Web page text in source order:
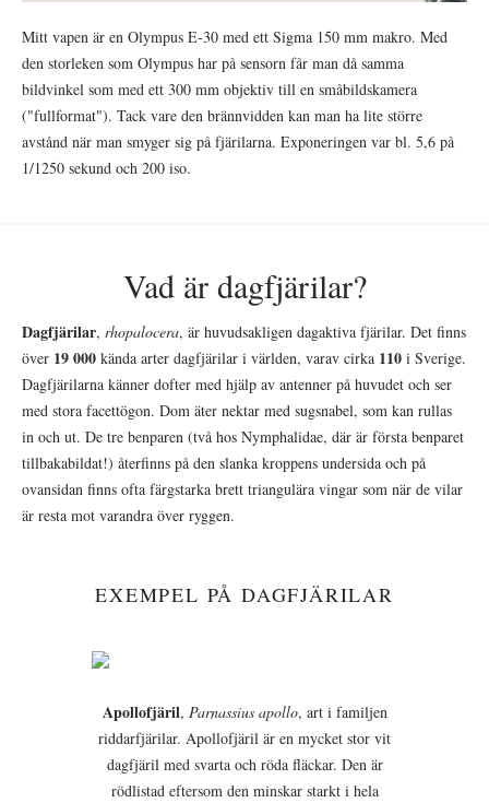
Mitt vapen är en Olympus E-30 med ett Sigma 150 mm makro. Med
den storleken som Olympus har på sensorn får man då samma
bildvinkel som med ett 300 mm objektiv till en småbildskamera
("fullformat"). Tack vare den brännvidden kan man ha lite större
avstånd när man smyger sig på fjärilarna. Exponeringen var bl. 5,6 på
1/1250 sekund och 200 iso.
Vad är dagfjärilar?
Dagfjärilar, rhopalocera, är huvudsakligen dagaktiva fjärilar. Det finns
över 19 000 kända arter dagfjärilar i världen, varav cirka 110 i Sverige.
Dagfjärilarna känner dofter med hjälp av antenner på huvudet och ser
med stora facettögon. Dom äter nektar med sugsnabel, som kan rullas
in och ut. De tre benparen (två hos Nymphalidae, där är första benparet
tillbakabildat!) återfinns på den slanka kroppens undersida och på
ovansidan finns ofta färgstarka brett triangulära vingar som när de vilar
är resta mot varandra över ryggen.
EXEMPEL PÅ DAGFJÄRILAR
Apollofjäril, Parnassius apollo, art i familjen
riddarfjärilar. Apollofjäril är en mycket stor vit
dagfjäril med svarta och röda fläckar. Den är
rödlistad eftersom den minskar starkt i hela